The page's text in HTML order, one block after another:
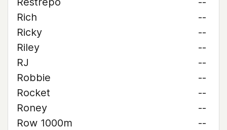
Rich
--
Ricky
--
Riley
--
RJ
--
Robbie
--
Rocket
--
Roney
--
Row 1000m
--